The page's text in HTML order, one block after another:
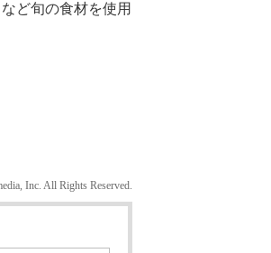
ど旬の食材を使用
Inc. All Rights Reserved.